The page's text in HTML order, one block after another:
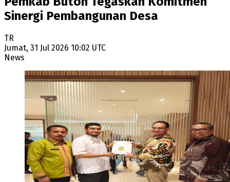
Sinergi Pembangunan Desa
TR
Jumat, 31 Jul 2026 10:02 UTC
News